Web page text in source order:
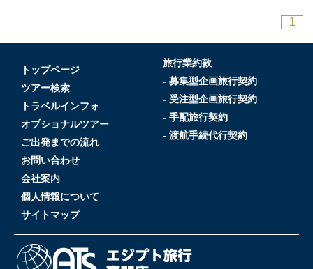
1
トップページ
ツアー検索
トラベルインフォ
オプショナルツアー
ご出発までの流れ
お問い合わせ
会社案内
個人情報について
サイトマップ
旅行業約款
- 募集型企画旅行契約
- 受注型企画旅行契約
- 手配旅行契約
- 渡航手続代行契約